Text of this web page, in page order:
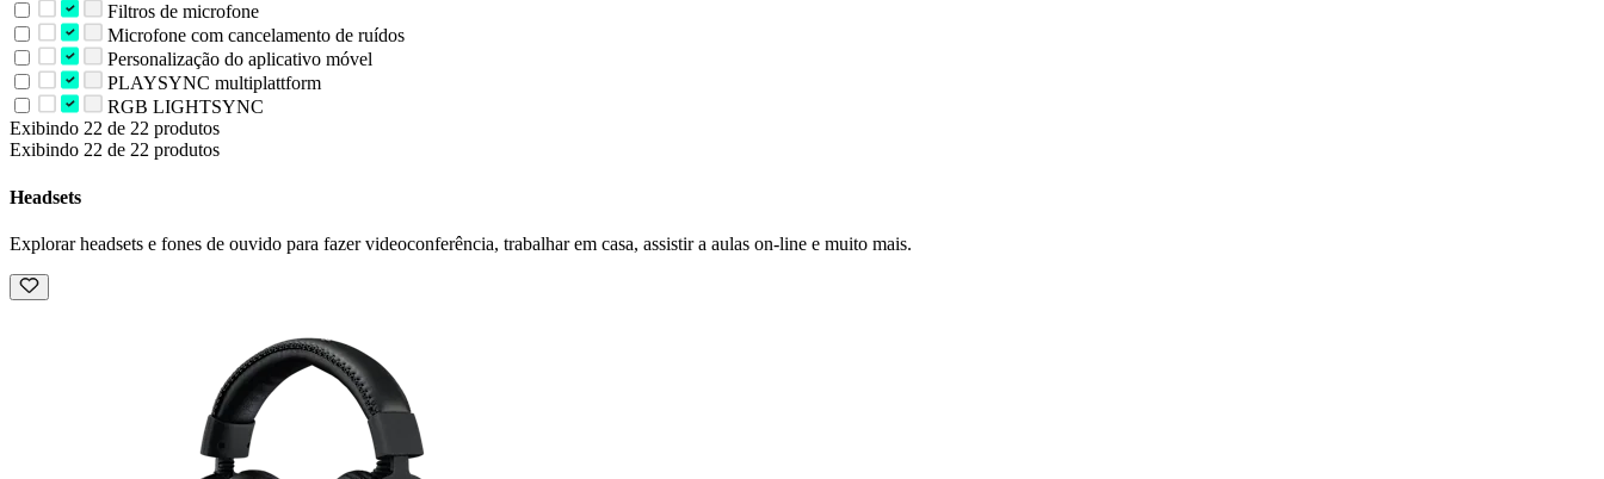
Filtros de microfone
Microfone com cancelamento de ruídos
Personalização do aplicativo móvel
PLAYSYNC multiplattform
RGB LIGHTSYNC
Exibindo 22 de 22 produtos
Exibindo 22 de 22 produtos
Headsets
Explorar headsets e fones de ouvido para fazer videoconferência, trabalhar em casa, assistir a aulas on-line e muito mais.